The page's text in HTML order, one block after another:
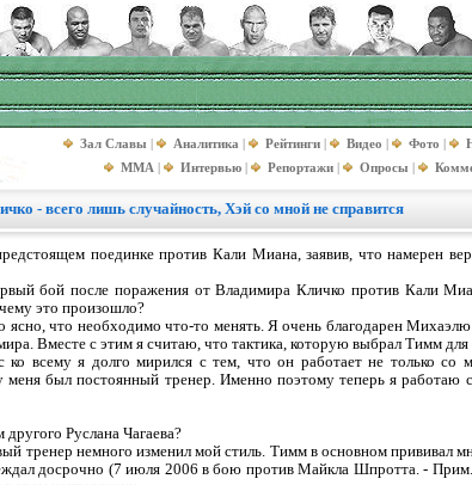
Зал Славы | Аналитика | Рейтинги | Видео | Фото |
MMA | Интервью | Репортажи | Опросы |
- всего лишь случайность, Хэй со мной не справится
поединке против Кали Миана, заявив, что намерен
бой после поражения от Владимира Кличко против Кали
это произошло?
что необходимо что-то менять. Я очень благодарен
Вместе с этим я считаю, что тактика, которую выбрал Тимм
всему я долго мирился с тем, что он работает не только со
меня был постоянный тренер. Именно поэтому теперь я
Руслана Чагаева?
тренер немного изменил мой стиль. Тимм в основном прививал
досрочно (7 июля 2006 в бою против Майкла Шпротта. -